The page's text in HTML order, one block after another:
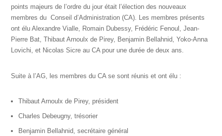
points majeurs de l’ordre du jour était l’élection des nouveaux
membres du Conseil d’Administration (CA). Les membres présents
ont élu Alexandre Vialle, Romain Dubessy, Frédéric Fenoul, Jean-
Pierre Bat, Thibaut Arnoulx de Pirey, Benjamin Bellahnid, Yoko-Anna
Lovichi, et Nicolas Sicre au CA pour une durée de deux ans.
Suite à l’AG, les membres du CA se sont réunis et ont élu :
Thibaut Arnoulx de Pirey, président
Charles Debeugny, trésorier
Benjamin Bellahnid, secrétaire général